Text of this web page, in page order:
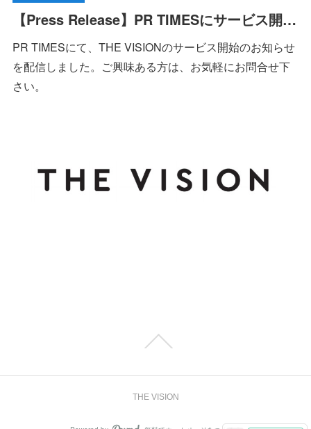
【Press Release】PR TIMESにサービス開始のお知らせを配信しました
PR TIMESにて、THE VISIONのサービス開始のお知らせ
を配信しました。ご興味ある方は、お気軽にお問合せ下
さい。
THE VISION